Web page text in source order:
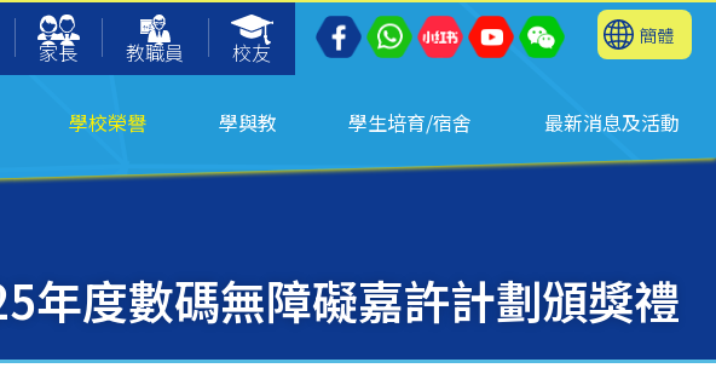
家長 教職員 校友
簡體
學校榮譽 學與教 學生培育/宿舍 最新消息及活動
年度數碼無障礙嘉許計劃頒獎禮